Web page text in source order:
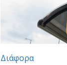
Διάφορα